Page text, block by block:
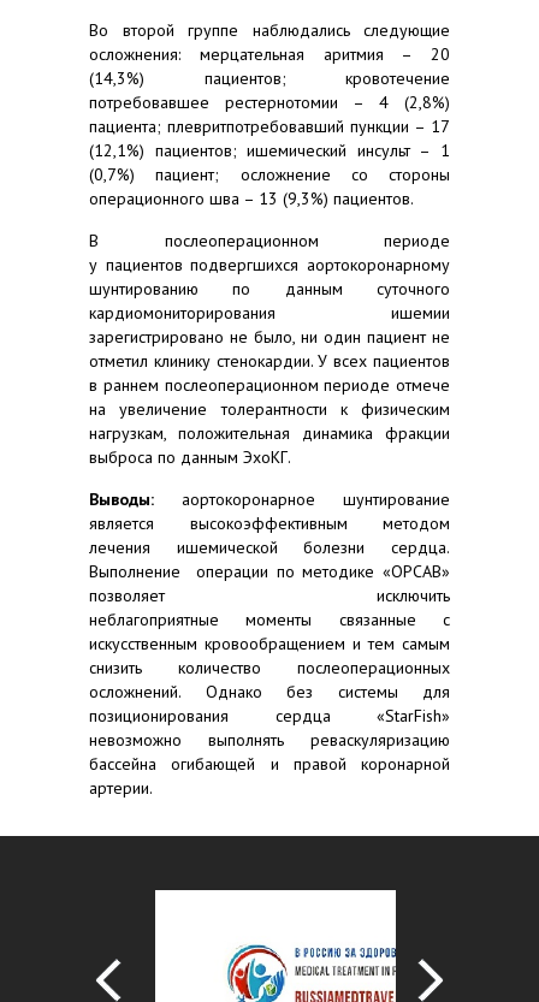
Во второй группе наблюдались следующие
осложнения: мерцательная аритмия – 20
(14,3%) пациентов; кровотечение
потребовавшее рестернотомии – 4 (2,8%)
пациента; плевритпотребовавший пункции – 17
(12,1%) пациентов; ишемический инсульт – 1
(0,7%) пациент; осложнение со стороны
операционного шва – 13 (9,3%) пациентов.
В послеоперационном периоде
у пациентов подвергшихся аортокоронарному
шунтированию по данным суточного
кардиомониторирования ишемии
зарегистрировано не было, ни один пациент не
отметил клинику стенокардии. У всех пациентов
в раннем послеоперационном периоде отмече
на увеличение толерантности к физическим
нагрузкам, положительная динамика фракции
выброса по данным ЭхоКГ.
Выводы: аортокоронарное шунтирование
является высокоэффективным методом
лечения ишемической болезни сердца.
Выполнение операции по методике «OPCAB»
позволяет исключить
неблагоприятные моменты связанные с
искусственным кровообращением и тем самым
снизить количество послеоперационных
осложнений. Однако без системы для
позиционирования сердца «StarFish»
невозможно выполнять реваскуляризацию
бассейна огибающей и правой коронарной
артерии.